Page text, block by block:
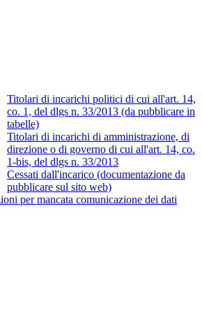
Titolari di incarichi politici di cui all'art. 14,
co. 1, del dlgs n. 33/2013 (da pubblicare in
tabelle)
Titolari di incarichi di amministrazione, di
direzione o di governo di cui all'art. 14, co.
1-bis, del dlgs n. 33/2013
Cessati dall'incarico (documentazione da
pubblicare sul sito web)
per mancata comunicazione dei dati